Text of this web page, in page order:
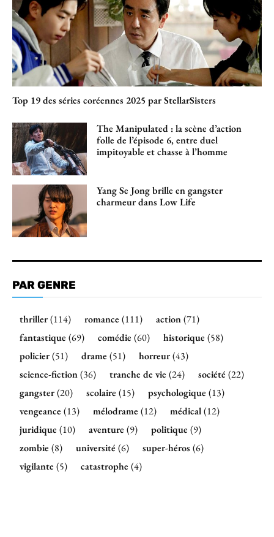
Top 19 des séries coréennes 2025 par StellarSisters
The Manipulated : la scène d’action
folle de l’épisode 6, entre duel
impitoyable et chasse à l’homme
Yang Se Jong brille en gangster
charmeur dans Low Life
PAR GENRE
thriller(114) romance (111) action(71)
fantastique (69) comédie (60) historique (58)
policier(51) drame (51) horreur(43)
science-fiction(36) tranche de vie (24) société (22)
gangster(20) scolaire (15) psychologique (13)
vengeance (13) mélodrame (12) médical(12)
juridique (10) aventure (9) politique (9)
zombie (8) université (6) super-héros (6)
vigilante (5) catastrophe (4)